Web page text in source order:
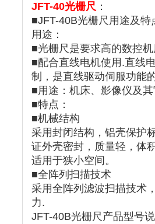
JFT-40光栅尺 ：
■JFT-40B光栅尺用途及特
用途：
■光栅尺是要求高的数控
■配合直线电机使用.直线
制，是直线驱动伺服功能
■用途：机床、影像仪及
■特点：
■机械结构
采用封闭结构，铝壳保护
证外壳密封，质量轻，体
适用于狭小空间。
■全阵列扫描技术
采用全阵列滤波扫描技术
力.
JFT-40B光栅尺产品型号